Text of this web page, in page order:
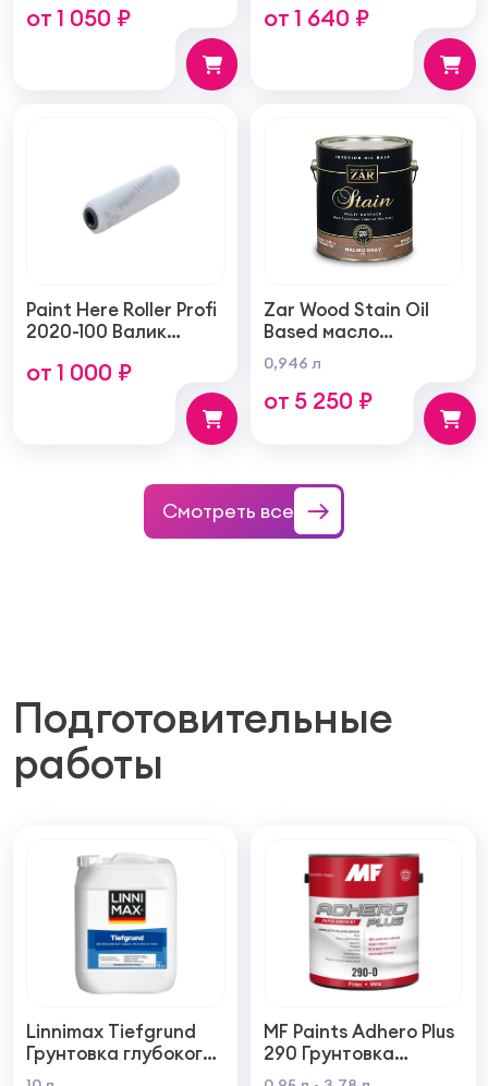
щетиной плоская
от 1 050 ₽
тонкую гладкую
структуру покрытия
от 1 640 ₽
Paint Here Roller Profi
2020-100 Валик
тонкую гладкую
структуру покрытия
от 1 000 ₽
Zar Wood Stain Oil
Based масло
тонирующая по
дереву
0,946 л
от 5 250 ₽
Смотреть все
Подготовительные
работы
Linnimax Tiefgrund
Грунтовка глубокого
проникновения для
MF Paints Adhero Plus
290 Грунтовка
высшего качества из